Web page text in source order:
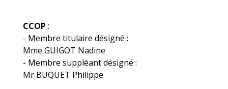
CCOP :
- Membre titulaire désigné :
Mme GUIGOT Nadine
- Membre suppléant désigné :
Mr BUQUET Philippe